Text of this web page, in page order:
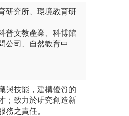
研究所、環境教育研
普文教產業、科博館
公司、自然教育中
與技能，建構優質的
；致力於研究創造新
務之責任。